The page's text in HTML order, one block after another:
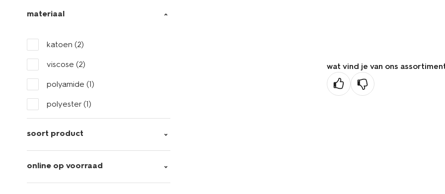
materiaal
katoen (2)
viscose (2)
polyamide (1)
polyester (1)
soort product
online op voorraad
wat vind je van ons